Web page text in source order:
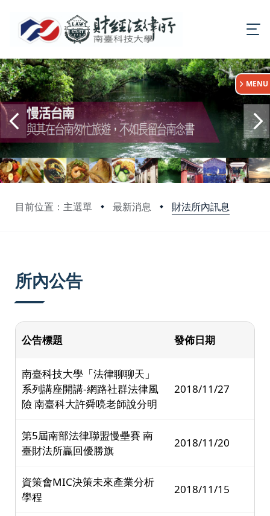
目前位置：主選單 最新消息 財法所內訊息
:::
MENU
所內公告
公告標題 發佈日期
南臺科技大學「法律聊聊天」
系列講座開講-網路社群法律風
險 南臺科大許舜喨老師說分明
2018/11/27
第5屆南部法律聯盟慢壘賽 南
臺財法所贏回優勝旗
2018/11/20
資策會MIC決策未來產業分析
學程
2018/11/15